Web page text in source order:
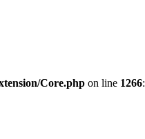
Core.php on line 1266: